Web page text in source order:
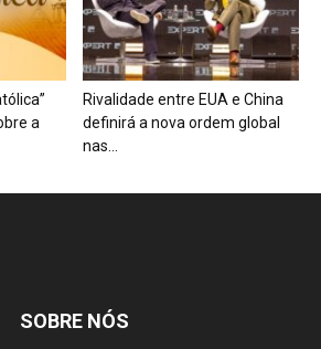
a
Rivalidade entre EUA e China
definirá a nova ordem global
nas...
SOBRE NÓS